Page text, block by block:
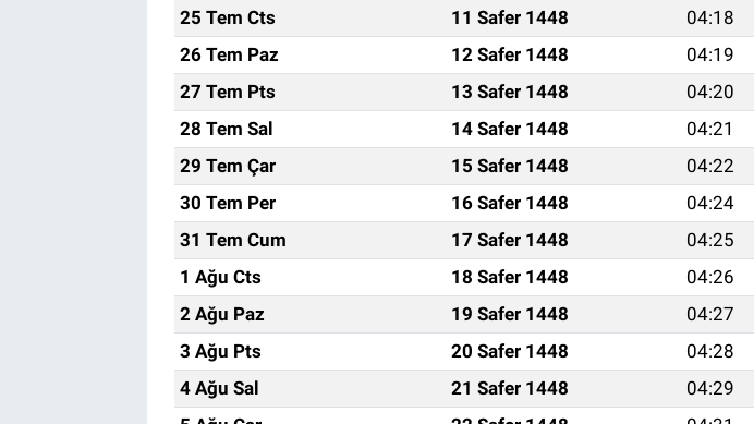
25 Tem Cts
11 Safer 1448 04:18
26 Tem Paz
12 Safer 1448 04:19
27 Tem Pts
13 Safer 1448 04:20
28 Tem Sal
14 Safer 1448 04:21
29 Tem Çar
15 Safer 1448 04:22
30 Tem Per
16 Safer 1448 04:24
31 Tem Cum
17 Safer 1448 04:25
1 Ağu Cts
18 Safer 1448 04:26
2 Ağu Paz
19 Safer 1448 04:27
3 Ağu Pts
20 Safer 1448 04:28
4 Ağu Sal
21 Safer 1448 04:29
İletişim/Künye
Gözden Kaçmasın
İletişim (Künye)